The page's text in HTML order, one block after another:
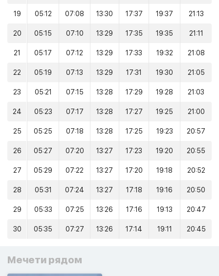
19 05:12 07:08 13:30 17:37 19:37 21:13
20 05:15 07:10 13:29 17:35 19:35 21:11
21 05:17 07:12 13:29 17:33 19:32 21:08
22 05:19 07:13 13:29 17:31 19:30 21:05
23 05:21 07:15 13:28 17:29 19:28 21:03
24 05:23 07:17 13:28 17:27 19:25 21:00
25 05:25 07:18 13:28 17:25 19:23 20:57
26 05:27 07:20 13:27 17:23 19:20 20:55
27 05:29 07:22 13:27 17:20 19:18 20:52
28 05:31 07:24 13:27 17:18 19:16 20:50
29 05:33 07:25 13:26 17:16 19:13 20:47
30 05:35 07:27 13:26 17:14 19:11 20:45
Мечети рядом